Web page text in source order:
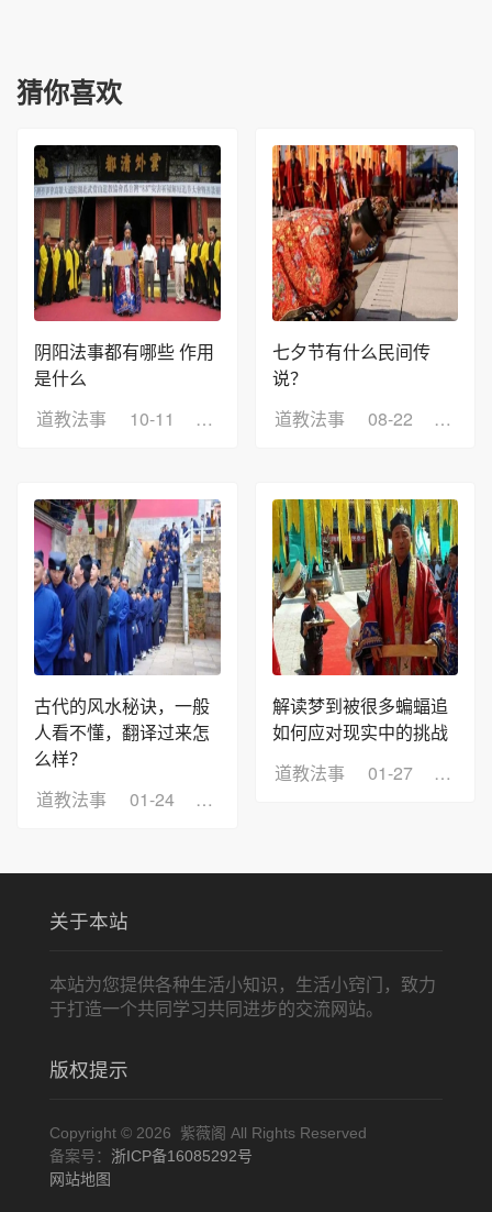
猜你喜欢
阴阳法事都有哪些 作用
是什么
道教法事
10-11 浏览：3
七夕节有什么民间传
说？
道教法事
08-22 浏览
古代的风水秘诀，一般
人看不懂，翻译过来怎
么样？
道教法事
01-24 浏览：3
解读梦到被很多蝙蝠追
如何应对现实中的挑战
道教法事
01-27 浏览
关于本站
本站为您提供各种生活小知识，生活小窍门，致力
于打造一个共同学习共同进步的交流网站。
版权提示
Copyright © 2026 紫薇阁 All Rights Reserved
备案号： 浙ICP备16085292号
网站地图